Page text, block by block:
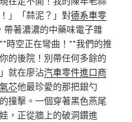
」「蒜泥？」對德系車零
帶著濃濃的中藥味電子雜
時空正在彎曲！**我們的推
的後院！別帶任何多餘的
就在廖沾汽車零件進口商
芯他最珍愛的那把銀勺
撞擊。一個穿著黑色燕尾
，正從牆上的破洞鑽進